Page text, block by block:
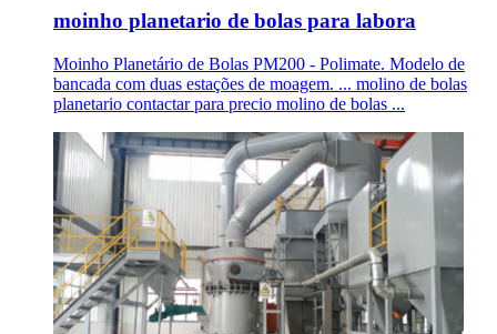
moinho planetario de bolas para labora
Moinho Planetário de Bolas PM200 - Polimate. Modelo de
bancada com duas estações de moagem. ... molino de bolas
planetario contactar para precio molino de bolas ...